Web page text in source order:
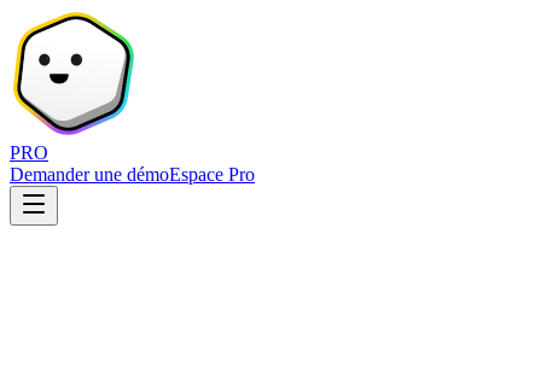
PRO
Demander une démoEspace Pro